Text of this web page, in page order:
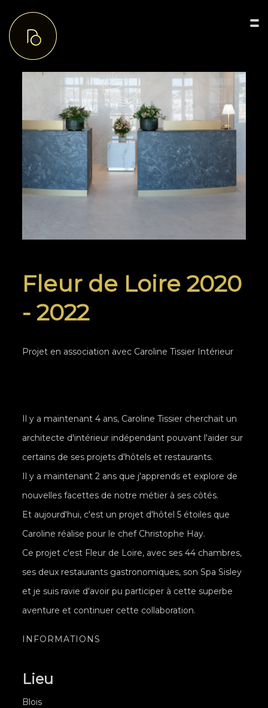
Fleur de Loire 2020
- 2022
Projet en association avec Caroline Tissier Intérieur
Il y a maintenant 4 ans, Caroline Tissier cherchait un
architecte d'intérieur indépendant pouvant l'aider sur
certains de ses projets d'hôtels et restaurants.
Il y a maintenant 2 ans que j'apprends et explore de
nouvelles facettes de notre métier à ses côtés.
Et aujourd'hui, c'est un projet d'hôtel 5 étoiles que
Caroline réalise pour le chef Christophe Hay.
Ce projet c'est Fleur de Loire, avec ses 44 chambres,
ses deux restaurants gastronomiques, son Spa Sisley
et je suis ravie d'avoir pu participer à cette superbe
aventure et continuer cette collaboration.
INFORMATIONS
Lieu
Blois